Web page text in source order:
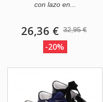
con lazo en...
26,36 € 32,95 €
-20%